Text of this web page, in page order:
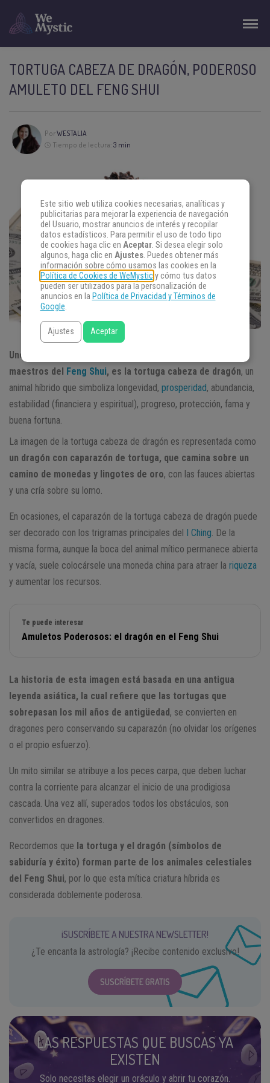
TORTUGA CABEZA DE DRAGÓN, PODEROSO
AMULETO DEL FENG SHUI
PorWESTALIA
Tiempo de lectura: 3 min
Uno de los talismanes más potentes, utilizado por los
maestros del Feng Shui, es la tortuga cabeza de dragón, un
animal híbrido que simboliza longevidad, prosperidad, abundancia,
estabilidad (financiera y espiritual), progreso, protección, fama y
buena fortuna.
La imagen de la tortuga cabeza de dragón es representada como
un dragón con caparazón de tortuga, que camina sobre un
camino de monedas y lingotes de oro, con las fauces abiertas
y una cría sobre su lomo.
En ocasiones, el caparazón de la tortuga cabeza de dragón puede
ser decorado con los trigramas principales del I Ching . De la
misma forma, aunque la boca del animal mítico permanece abierta
y vacía, suele colocársele una moneda china para atraer la riqueza
y aumentar los recursos.
Te puede interesar
Amuletos Poderosos: el dragón en el Feng Shui
La historia de esta imagen está basada en una antigua
leyenda asiática, la cual refiere que las tortugas que
sobrepasan los mil años de antigüedad, se convierten en
dragones pero conservando su caparazón (no olvidar los orígenes
o el propio esfuerzo).
Un mito similar se atribuye a los peces carpa, que deben luchar
contra la corriente para alcanzar el inicio de una prodigiosa
cascada. Una vez allí, superados todos los obstáculos, son
convertidos en dragones.
Recordemos que la tortuga y el dragón (símbolos de
sabiduría y éxito) forman parte de los animales celestiales
del Feng Shui, por lo que esta mítica criatura híbrida es
considerada doblemente poderosa.
¡SUSCRÍBETE A NUESTRA NEWSLETTER!
¿Te encanta la astrología? ¡Recibe contenido exclusivo!
SUSCRÍBETE GRATIS
LAS RESPUESTAS QUE BUSCAS YA
EXISTEN
Solo necesitas elegir un oráculo y abrir tu corazón.
Este sitio web utiliza cookies necesarias, analíticas y
publicitarias para mejorar la experiencia de navegación
del Usuario, mostrar anuncios de interés y recopilar
datos estadísticos. Para permitir el uso de todo tipo
de cookies haga clic en Aceptar. Si desea elegir solo
algunos, haga clic en Ajustes. Puedes obtener más
información sobre cómo usamos las cookies en la
Política de Cookies de WeMysticy cómo tus datos
pueden ser utilizados para la personalización de
anuncios en la Política de Privacidad y Términos de
Google.
Ajustes Aceptar